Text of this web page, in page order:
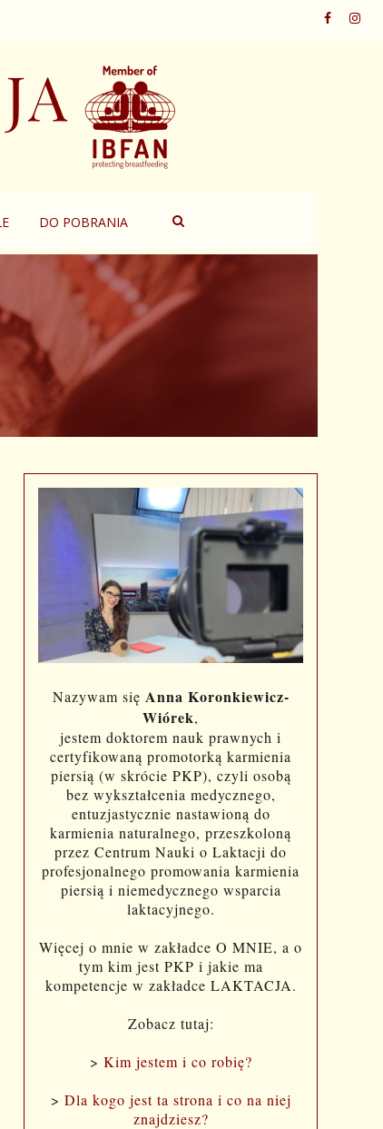
DO POBRANIA
Nazywam się Anna Koronkiewicz-
Wiórek,
jestem doktorem nauk prawnych i
certyfikowaną promotorką karmienia
piersią (w skrócie PKP), czyli osobą
bez wykształcenia medycznego,
entuzjastycznie nastawioną do
karmienia naturalnego, przeszkoloną
przez Centrum Nauki o Laktacji do
profesjonalnego promowania karmienia
piersią i niemedycznego wsparcia
laktacyjnego.
Więcej o mnie w zakładce O MNIE, a o
tym kim jest PKP i jakie ma
kompetencje w zakładce LAKTACJA.
Zobacz tutaj:
> Kim jestem i co robię?
> Dla kogo jest ta strona i co na niej
znajdziesz?